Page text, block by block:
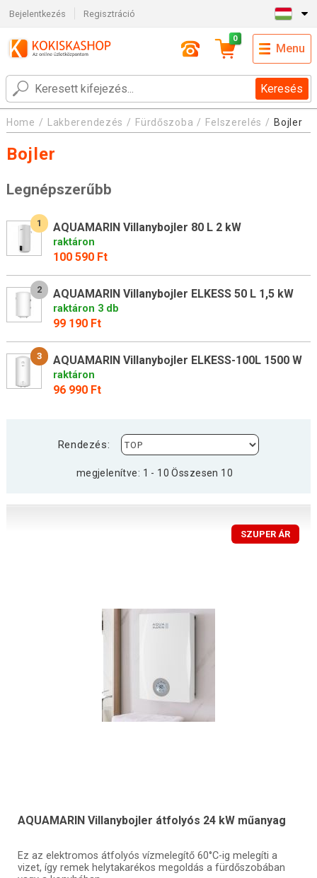
Bejelentkezés Regisztráció
Keresés
0
Menu
Home Lakberendezés Fürdőszoba Felszerelés Bojler
Bojler
Legnépszerűbb
1 AQUAMARIN Villanybojler 80 L 2 kW
raktáron
100 590 Ft
2 AQUAMARIN Villanybojler ELKESS 50 L 1,5 kW
raktáron 3 db
99 190 Ft
3 AQUAMARIN Villanybojler ELKESS-100L 1500 W
raktáron
96 990 Ft
Rendezés:
megjelenítve: 1 - 10 Összesen 10
SZUPER ÁR
AQUAMARIN Villanybojler átfolyós 24 kW műanyag
Ez az elektromos átfolyós vízmelegítő 60°C-ig melegíti a
vizet, így remek helytakarékos megoldás a fürdőszobában